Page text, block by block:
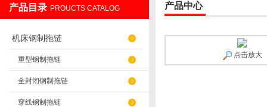
产品目录 PROUCTS CATALOG
机床钢制拖链
重型钢制拖链
全封闭钢制拖链
穿线钢制拖链
产品中心
点击放大